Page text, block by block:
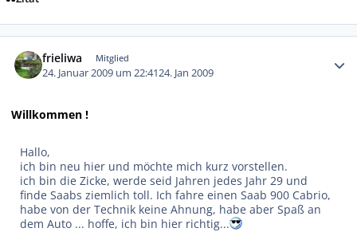
frieliwa Mitglied
24. Januar 2009 um 22:4124. Jan 2009
Willkommen !
Hallo,
ich bin neu hier und möchte mich kurz vorstellen.
ich bin die Zicke, werde seid Jahren jedes Jahr 29 und
finde Saabs ziemlich toll. Ich fahre einen Saab 900 Cabrio,
habe von der Technik keine Ahnung, habe aber Spaß an
dem Auto ... hoffe, ich bin hier richtig...